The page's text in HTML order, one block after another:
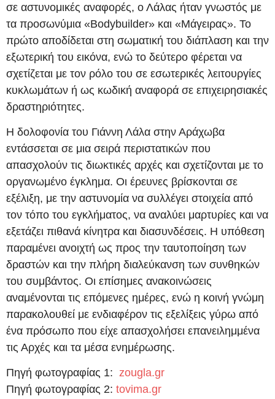
σε αστυνομικές αναφορές, ο Λάλας ήταν γνωστός με
τα προσωνύμια «Bodybuilder» και «Μάγειρας». Το
πρώτο αποδίδεται στη σωματική του διάπλαση και την
εξωτερική του εικόνα, ενώ το δεύτερο φέρεται να
σχετίζεται με τον ρόλο του σε εσωτερικές λειτουργίες
κυκλωμάτων ή ως κωδική αναφορά σε επιχειρησιακές
δραστηριότητες.
Η δολοφονία του Γιάννη Λάλα στην Αράχωβα
εντάσσεται σε μια σειρά περιστατικών που
απασχολούν τις διωκτικές αρχές και σχετίζονται με το
οργανωμένο έγκλημα. Οι έρευνες βρίσκονται σε
εξέλιξη, με την αστυνομία να συλλέγει στοιχεία από
τον τόπο του εγκλήματος, να αναλύει μαρτυρίες και να
εξετάζει πιθανά κίνητρα και διασυνδέσεις. Η υπόθεση
παραμένει ανοιχτή ως προς την ταυτοποίηση των
δραστών και την πλήρη διαλεύκανση των συνθηκών
του συμβάντος. Οι επίσημες ανακοινώσεις
αναμένονται τις επόμενες ημέρες, ενώ η κοινή γνώμη
παρακολουθεί με ενδιαφέρον τις εξελίξεις γύρω από
ένα πρόσωπο που είχε απασχολήσει επανειλημμένα
τις Αρχές και τα μέσα ενημέρωσης.
Πηγή φωτογραφίας 1: zougla.gr
Πηγή φωτογραφίας 2: tovima.gr